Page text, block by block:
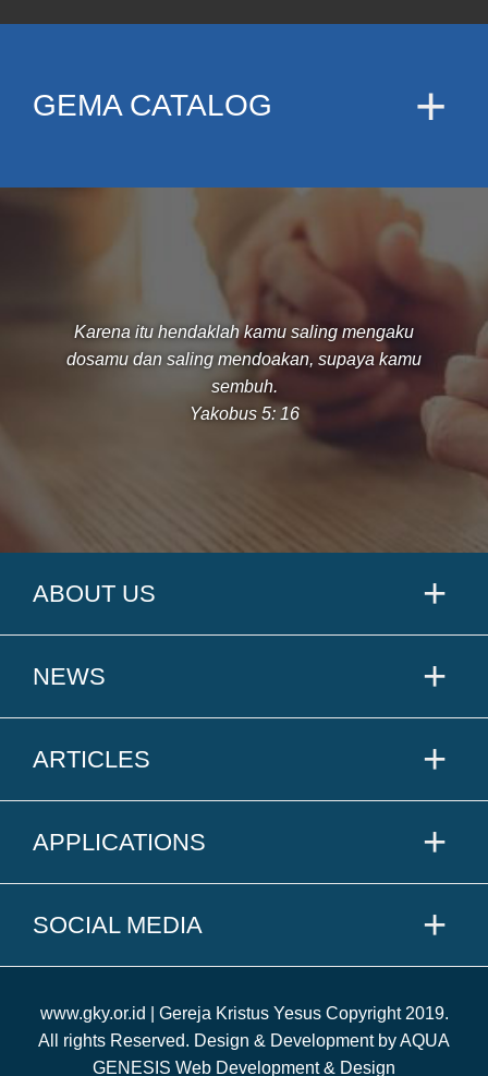
GEMA CATALOG
Karena itu hendaklah kamu saling mengaku
dosamu dan saling mendoakan, supaya kamu
sembuh.
Yakobus 5: 16
ABOUT US
NEWS
ARTICLES
APPLICATIONS
SOCIAL MEDIA
www.gky.or.id | Gereja Kristus Yesus Copyright 2019.
All rights Reserved. Design & Development by AQUA
GENESIS Web Development & Design